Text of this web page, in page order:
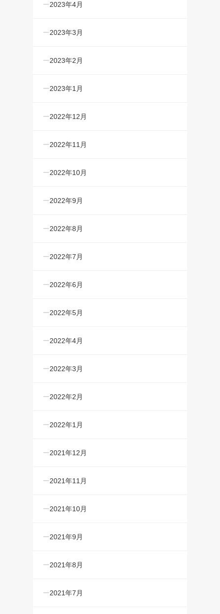
2023年4月
2023年3月
2023年2月
2023年1月
2022年12月
2022年11月
2022年10月
2022年9月
2022年8月
2022年7月
2022年6月
2022年5月
2022年4月
2022年3月
2022年2月
2022年1月
2021年12月
2021年11月
2021年10月
2021年9月
2021年8月
2021年7月